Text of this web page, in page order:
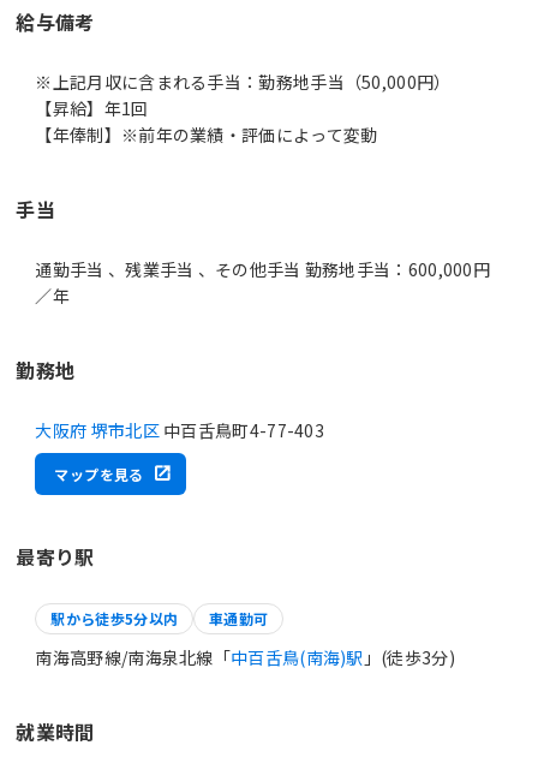
給与備考
※上記月収に含まれる手当：勤務地手当（50,000円）
【昇給】年1回
【年俸制】※前年の業績・評価によって変動
手当
通勤手当 、残業手当 、その他手当 勤務地手当：600,000円
／年
勤務地
大阪府 堺市北区中百舌鳥町4-77-403
マップを見る
最寄り駅
駅から徒歩5分以内 車通勤可
南海高野線/南海泉北線「中百舌鳥(南海)駅 」(徒歩3分)
就業時間